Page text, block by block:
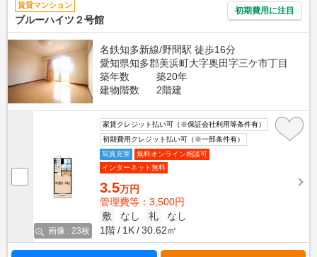
賃貸マンション
ブルーハイツ２号館
初期費用に注目
名鉄知多新線/野間駅 徒歩16分
愛知県知多郡美浜町大字奥田字三ケ市丁目
築年数
築20年
建物階数
2階建
画像 : 23枚
家賃クレジット払い可（※保証会社利用等条件有）
初期費用クレジット払い可（※一部条件有）
写真充実
無料オンライン相談可
インターネット無料
3.5万円
管理費等：3,500円
敷
なし 礼
なし
1階
1K 30.62㎡